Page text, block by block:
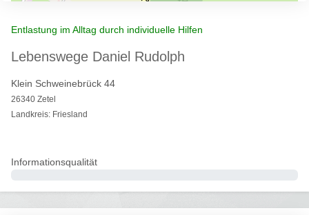
Entlastung im Alltag durch individuelle Hilfen
Lebenswege Daniel Rudolph
Klein Schweinebrück 44
26340 Zetel
Landkreis: Friesland
Informationsqualität